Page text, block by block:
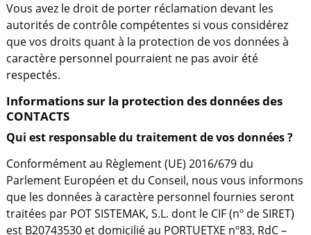
Vous avez le droit de porter réclamation devant les
autorités de contrôle compétentes si vous considérez
que vos droits quant à la protection de vos données à
caractère personnel pourraient ne pas avoir été
respectés.
Informations sur la protection des données des
CONTACTS
Qui est responsable du traitement de vos données ?
Conformément au Règlement (UE) 2016/679 du
Parlement Européen et du Conseil, nous vous informons
que les données à caractère personnel fournies seront
traitées par POT SISTEMAK, S.L. dont le CIF (nº de SIRET)
est B20743530 et domicilié au PORTUETXE nº83, RdC –